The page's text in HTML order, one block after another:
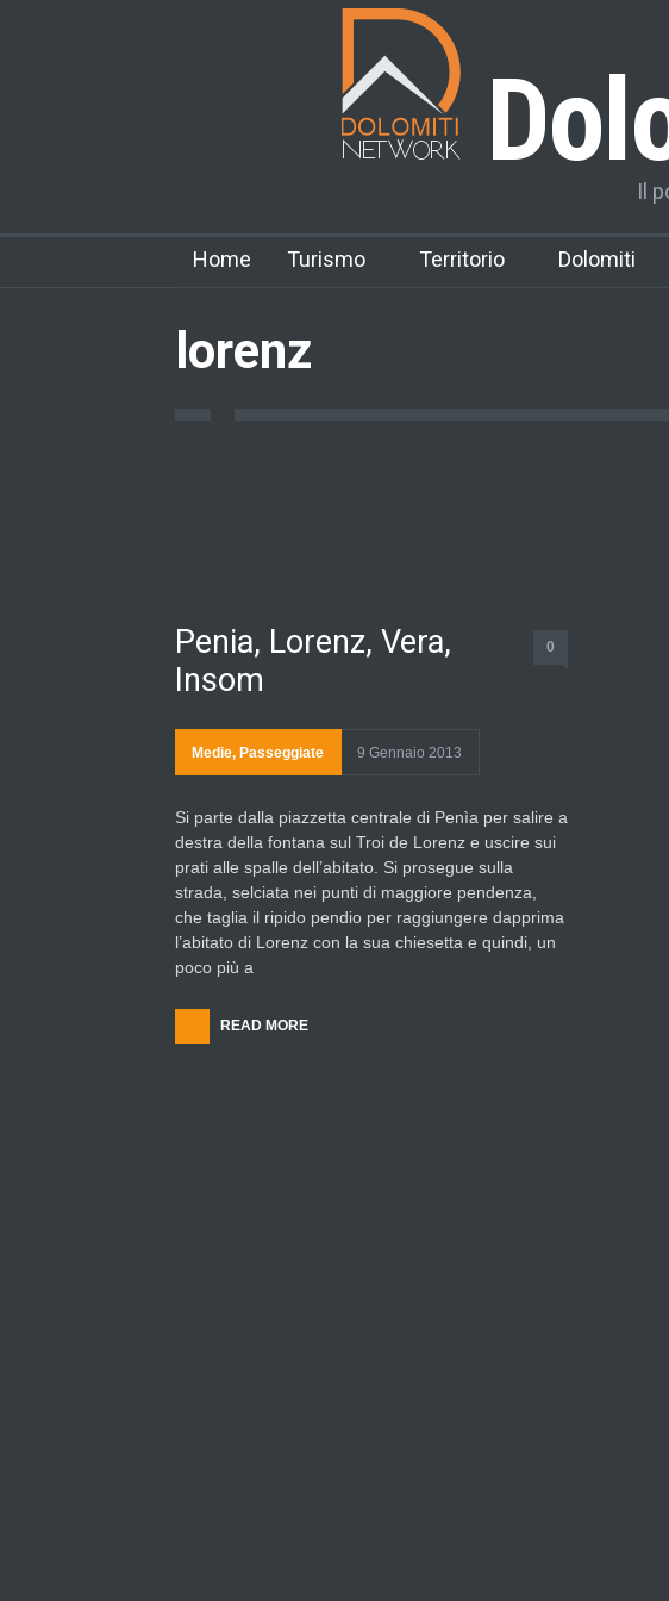
Il
Home Turismo Territorio Dolomiti
lorenz
Penia, Lorenz, Vera,
Insom
0
Medie, Passeggiate 9 Gennaio 2013
Si parte dalla piazzetta centrale di Penìa per salire a
destra della fontana sul Troi de Lorenz e uscire sui
prati alle spalle dell’abitato. Si prosegue sulla
strada, selciata nei punti di maggiore pendenza,
che taglia il ripido pendio per raggiungere dapprima
l’abitato di Lorenz con la sua chiesetta e quindi, un
poco più a
READ MORE